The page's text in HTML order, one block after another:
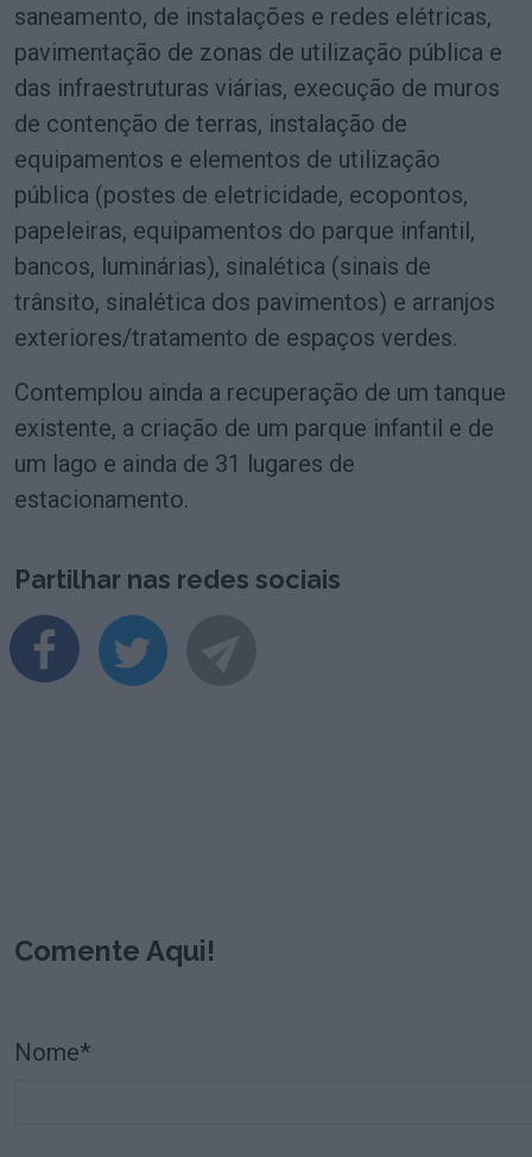
saneamento, de instalações e redes elétricas,
pavimentação de zonas de utilização pública e
das infraestruturas viárias, execução de muros
de contenção de terras, instalação de
equipamentos e elementos de utilização
pública (postes de eletricidade, ecopontos,
papeleiras, equipamentos do parque infantil,
bancos, luminárias), sinalética (sinais de
trânsito, sinalética dos pavimentos) e arranjos
exteriores/tratamento de espaços verdes.
Contemplou ainda a recuperação de um tanque
existente, a criação de um parque infantil e de
um lago e ainda de 31 lugares de
estacionamento.
Partilhar nas redes sociais
Comente Aqui!
Nome*